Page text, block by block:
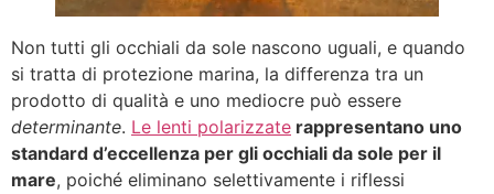
Non tutti gli occhiali da sole nascono uguali, e quando
si tratta di protezione marina, la differenza tra un
prodotto di qualità e uno mediocre può essere
determinante. Le lenti polarizzate rappresentano uno
standard d’eccellenza per gli occhiali da sole per il
mare, poiché eliminano selettivamente i riflessi